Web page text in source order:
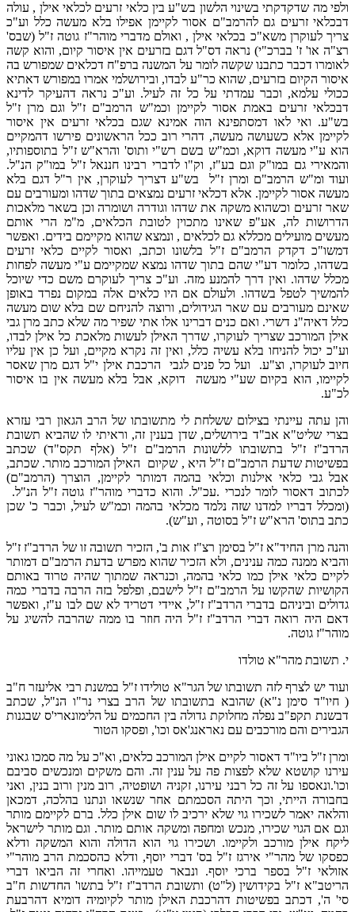
ולפי מה שדקדקתי בשינוי הלשון בש"ע בין כלאי זרעים לכלאי אילן , עולה
דבכלאי זרעים גם להרמב"ם אסור לקיימן אפילו בלא מעשה כלל וע"כ
צריך לעוקרן משא"כ בכלאי אילן , ואולם מדברי מוהר"ז גוטה ז"ל (שבס'
רצ"ה או' ז' בברכ"י) נראה דס"ל דגם בזרעים אין איסור קיום, והוא קשה
לאומרו דכבר כתבנו שקשה לומר על המשנה ברפ"ח דכלאים שמפורש בה
איסור הקיום בזרעים, שהוא כר"ע לבדו, ובירושלמי אמרו במפורש דאתיא
ככולי עלמא, וכבר עמדתי על כל זה לעיל. וע"כ נראה דהעיקר לדינא
דבכלאי זרעים באמת אסור לקיימן וכמ"ש הרמב"ם ז"ל וגם מרן ז"ל
בש"ע. ואי לאו דמסתפינא הוה אמינא שגם בכלאי זרעים אין איסור
לקיימן אלא כשעושה מעשה, דהרי רוב ככל הראשונים פירשו דהמקיים
הוא ע"י מעשה דוקא, וכמ"ש בשם רש"י ותוס' והרא"ש ז"ל בתוספותיו,
והמאירי גם במו"ק וגם בע"ז, וק"ו לדברי רבינו חננאל ז"ל במו"ק הנ"ל.
ועוד ומ"ש הרמב"ם ומרן ז"ל בש"ע דצריך לעוקרן, אין ר"ל דגם בלא
מעשה אסור לקיימן. אלא דכלאי זרעים נמצאים בתוך שדהו ומעורבים עם
שאר זרעים וכשהוא משקה את שדהו וגודרה ושומרה וכן בשאר מלאכות
הדרושות לה, אע"פ שאינו מתכוין לטובת הכלאים, מ"מ הרי אותם
מעשים מועילים מכללא גם לכלאים , ונמצא שהוא מקיימם בידים. ואפשר
דמשו"כ דקדק הרמב"ם ז"ל בלשונו וכתב, ואסור לקיים כלאי זרעים
בשדהו, כלומר דע"י שהם בתוך שדהו נמצא שמקיימם ע"י מעשה לפחות
מכלל שדהו. ואין דרך להמנע מזה. וע"כ צריך לעוקרם משם כדי שיוכל
להמשיך לטפל בשדהו. ולעולם אם היו כלאים אלה במקום נפרד באופן
שאינם מעורבים עם שאר הגידולים, ורוצה להניחם שם בלא שום מעשה
כלל דאיה"נ דשרי. ואם כנים דברינו אלו אתי שפיר מה שלא כתב מרן גבי
אילן המורכב שצריך לעוקרו, שדרך האילן לעשות מלאכת כל אילן לבדו,
וע"כ יכול להניחו בלא עשיה כלל, ואין זה נקרא מקיים, ועל כן אין עליו
חיוב לעוקרו, וצ"ע. ועל כל פנים לגבי הרכבת אילן י"ל דגם מרן שאסר
לקיימו, הוא בקיום שע"י מעשה דוקא, אבל בלא מעשה אין בו איסור
לכ"ע.
והן עתה עיינתי בצילום ששלחת לי מתשובתו של הרב הגאון רבי עזרא
בצרי שליט"א אב"ד בירושלים, שדן בענין זה, וראיתי לו שהביא תשובת
הרדב"ז ז"ל בתשובתו ללשונות הרמב"ם ז"ל (אלף תקס"ד) שכתב
בפשיטות שדעת הרמב"ם ז"ל היא , שקיום האילן המורכב מותר. שכתב,
אבל גבי כלאי אילנות וכלאי בהמה דמותר לקיימן, הוצרך (הרמב"ם)
לכתוב דאסור לומר לנכרי .עכ"ל. והוא כדברי מוהר"ז גוטה ז"ל הנ"ל.
(ומכלל דבריו למדנו שזה נלמד מכלאי בהמה וכמ"ש לעיל, וכבר כ' שכן
כתב בתוס' הרא"ש ז"ל בסוטה , וע"ש).
והנה מרן החיד"א ז"ל בסימן רצ"ז אות ב', הזכיר תשובה זו של הרדב"ז ז"ל
והביא ממנה כמה ענינים, ולא הזכיר שהוא מפרש בדעת הרמב"ם דמותר
לקיים כלאי אילן כמו כלאי בהמה, וכנראה שמתוך שהיה טרוד באותם
הקושיות שהקשו על הרמב"ם ז"ל לישבם, ופלפל בזה הרבה בדברי כמה
גדולים וביניהם בדברי הרדב"ז ז"ל, איידי דטריד לא שם לבו ע"ז, ואפשר
דאם היה רואה דברי הרדב"ז ז"ל היה חוזר בו ממה שהרבה להשיג על
מוהר"ז גוטה.
י. תשובת מהר"א טולדו
ועוד יש לצרף לזה תשובתו של הגר"א טולידו ז"ל במשנת רבי אליעזר ח"ב
( חיו"ד סימן נ"א) שהובא בתשובתו של הרב בצרי נר"ו הנ"ל, שכתב
דבשנת תקפ"ב נפלה מחלוקת גדולה בין החכמים על הלימונארי'ס שבגנות
הגבירים והם מורכבים עם נאראנג'אס וכו', ופסקו הטור
ומרן ז"ל ביו"ד דאסור לקיים אילן המורכב כלאים, וא"כ על מה סמכו גאוני
עירנו קושטא שלא לפצות פה על ענין זה. והם משקים ומנכשים סביבם
וכו'.ונאספו על זה כל רבני עירנו, זקניה ושופטיה, רוב מנין ורוב בנין, ואני
בחבורה הייתי, וכך היתה הסכמתם אחר שנשאו ונתנו בהלכה, דמכאן
והלאה יאמר לשכירו גוי שלא ירכיב לו שום אילן כלל. ברם לקיימם מותר
וגם אם הגוי שכירו, מנכש ומחפה ומשקה אותם מותר. וגם מותר לישראל
ליקח אילן מורכב ולקיימו. ושכירו גוי הוא הדולה והוא המשקה ודלא
כפסקו של מהר"י אירגז ז"ל בס' דברי יוסף, ודלא כהסכמת הרב מוהר"י
אזולאי ז"ל בספר ברכי יוסף. ונבאר טעמייהו. ואחרי זה הביאו דברי
הריטב"א ז"ל בקידושין (ל"ט) ותשובת הרדב"ז ז"ל בתשו' החדשות ח"ב
סי' ה', דכתב בפשיטות דהרכבת האילן מותר לקיומיה דומיא דהרבעת